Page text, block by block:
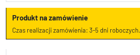
Produkt na zamówienie
Czas realizacji zamówienia: 3-5 dni roboczych.